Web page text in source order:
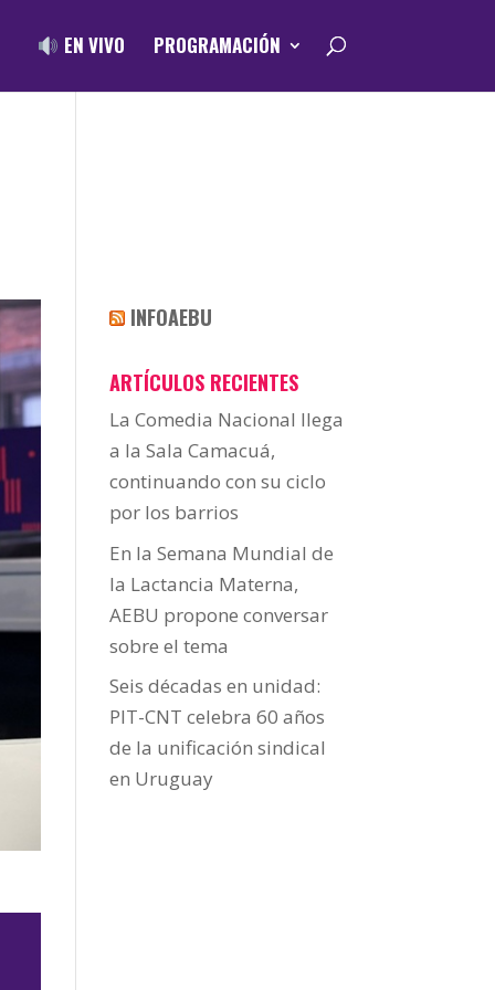
EN VIVO PROGRAMACIÓN
INFOAEBU
ARTÍCULOS RECIENTES
La Comedia Nacional llega
a la Sala Camacuá,
continuando con su ciclo
por los barrios
En la Semana Mundial de
la Lactancia Materna,
AEBU propone conversar
sobre el tema
Seis décadas en unidad:
PIT-CNT celebra 60 años
de la unificación sindical
en Uruguay